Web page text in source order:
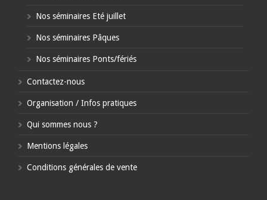
Nos séminaires Eté juillet
Nos séminaires Pâques
Nos séminaires Ponts/fériés
Contactez-nous
Organisation / Infos pratiques
Qui sommes nous ?
Mentions légales
Conditions générales de vente